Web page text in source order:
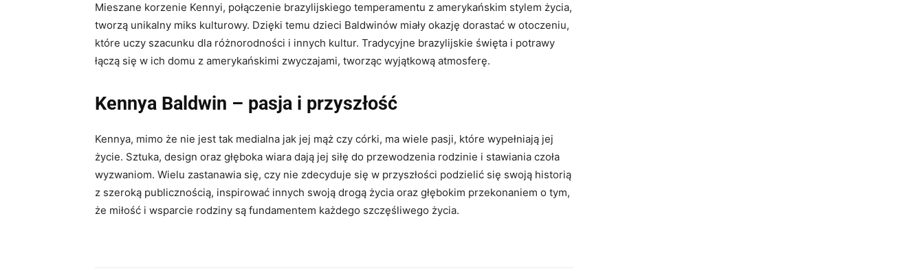
Mieszane korzenie Kennyi, połączenie brazylijskiego temperamentu z amerykańskim stylem życia,
tworzą unikalny miks kulturowy. Dzięki temu dzieci Baldwinów miały okazję dorastać w otoczeniu,
które uczy szacunku dla różnorodności i innych kultur. Tradycyjne brazylijskie święta i potrawy
łączą się w ich domu z amerykańskimi zwyczajami, tworząc wyjątkową atmosferę.
Kennya Baldwin – pasja i przyszłość
Kennya, mimo że nie jest tak medialna jak jej mąż czy córki, ma wiele pasji, które wypełniają jej
życie. Sztuka, design oraz głęboka wiara dają jej siłę do przewodzenia rodzinie i stawiania czoła
wyzwaniom. Wielu zastanawia się, czy nie zdecyduje się w przyszłości podzielić się swoją historią
z szeroką publicznością, inspirować innych swoją drogą życia oraz głębokim przekonaniem o tym,
że miłość i wsparcie rodziny są fundamentem każdego szczęśliwego życia.